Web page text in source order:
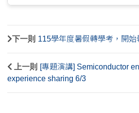
下一則 115學年度暑假轉學考，開始
上一則
[專題演講] Semiconductor
experience sharing 6/3